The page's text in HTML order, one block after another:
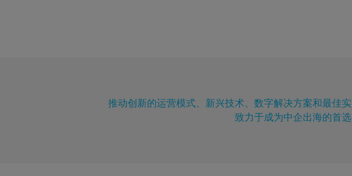
推动创新的运营模式、新兴技术、数字解决方案和最佳
致力于成为中企出海的首选